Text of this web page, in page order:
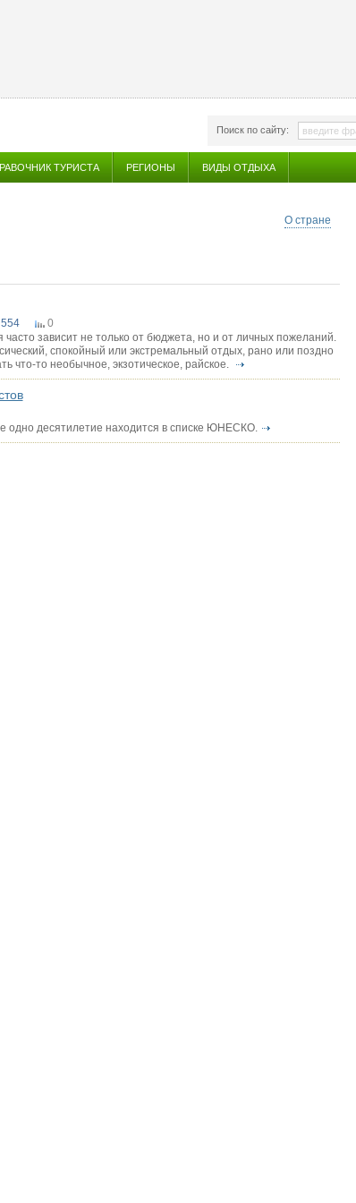
Поиск по сайту:
ТУРИСТА РЕГИОНЫ ВИДЫ ОТДЫХА
О стране
554
0
часто зависит не только от бюджета, но и от личных пожеланий.
спокойный или экстремальный отдых, рано или поздно
что-то необычное, экзотическое, райское.
одно десятилетие находится в списке ЮНЕСКО.